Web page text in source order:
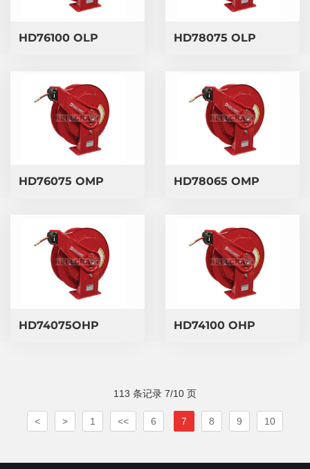
HD76100 OLP HD78075 OLP
HD76075 OMP HD78065 OMP
HD74075OHP HD74100 OHP
113 条记录 7/10 页
< > 1 << 6 7 8 9 10